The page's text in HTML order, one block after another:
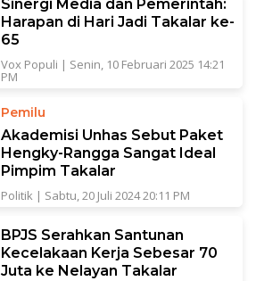
Sinergi Media dan Pemerintah:
Harapan di Hari Jadi Takalar ke-
65
Vox Populi | Senin, 10 Februari 2025 14:21
PM
Pemilu
Akademisi Unhas Sebut Paket
Hengky-Rangga Sangat Ideal
Pimpim Takalar
Politik | Sabtu, 20 Juli 2024 20:11 PM
BPJS Serahkan Santunan
Kecelakaan Kerja Sebesar 70
Juta ke Nelayan Takalar